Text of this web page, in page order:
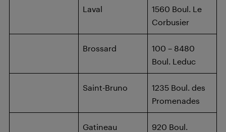
Laval
1560 Boul. Le
Corbusier
Brossard
100 – 8480
Boul. Leduc
Saint-Bruno
1235 Boul. des
Promenades
Gatineau
920 Boul.